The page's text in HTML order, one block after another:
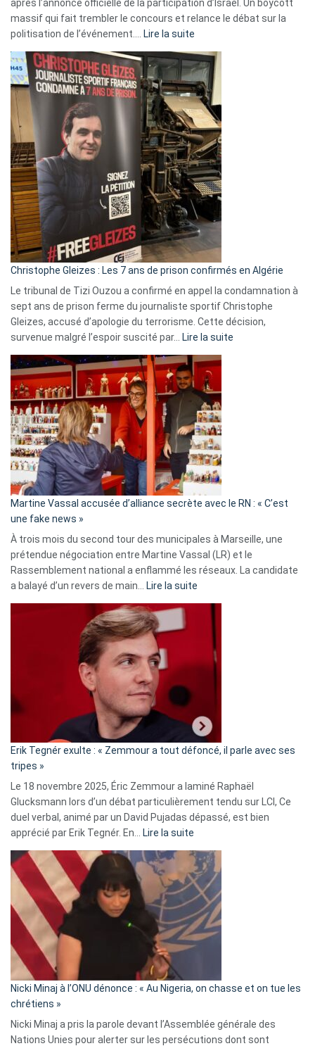
après l’annonce officielle de la participation d’Israël. Un boycott
massif qui fait trembler le concours et relance le débat sur la
politisation de l’événement.…
Lire la suite
Eurovision
2026
:
Pays-
Bas,
Espagne,
Irlande
et
Slovénie
rejettent
la
présence
d’Israël
Christophe Gleizes : Les 7 ans de prison confirmés en Algérie
Le tribunal de Tizi Ouzou a confirmé en appel la condamnation à
sept ans de prison ferme du journaliste sportif Christophe
Gleizes, accusé d’apologie du terrorisme. Cette décision,
survenue malgré l’espoir suscité par…
Lire la suite
Algérie
Martine Vassal accusée d’alliance secrète avec le RN : « C’est
une fake news »
À trois mois du second tour des municipales à Marseille, une
prétendue négociation entre Martine Vassal (LR) et le
Rassemblement national a enflammé les réseaux. La candidate
a balayé d’un revers de main…
Lire la suite
d’alliance
secrète
«
C’est
fake
news
»
Erik Tegnér exulte : « Zemmour a tout défoncé, il parle avec ses
tripes »
Le 18 novembre 2025, Éric Zemmour a laminé Raphaël
Glucksmann lors d’un débat particulièrement tendu sur LCI, Ce
duel verbal, animé par un David Pujadas dépassé, est bien
apprécié par Erik Tegnér. En…
Lire la suite
Tegnér
exulte
« Zemmour
a
tout
parle
ses
tripes »
Nicki Minaj à l’ONU dénonce : « Au Nigeria, on chasse et on tue les
chrétiens »
Nicki Minaj a pris la parole devant l’Assemblée générale des
Nations Unies pour alerter sur les persécutions dont sont